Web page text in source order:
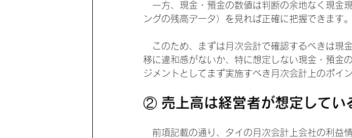
一方、現金・預金の数値は判断の余地なく現金
ングの残高データ）を見れば正確に把握できます。
このため、まずは月次会計で確認するべきは現
移に違和感がないか、特に想定しない現金・預金
ジメントとしてまず実施すべき月次会計上のポイ
② 売上高は経営者が想定してい
前項記載の通り、タイの月次会計上会社の利益